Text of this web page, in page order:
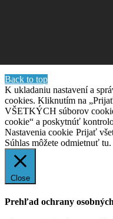
Back to top
K ukladaniu nastavení a
cookies. Kliknutím na
VŠETKÝCH súborov
cookie“ a poskytnúť
Nastavenia cookie Prijať
Súhlas môžete odmietnuť tu.
Close
Prehľad ochrany